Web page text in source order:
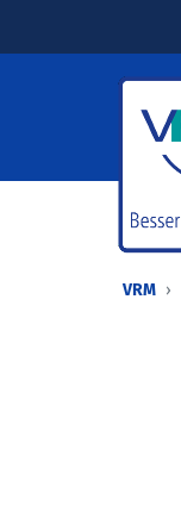
VRM